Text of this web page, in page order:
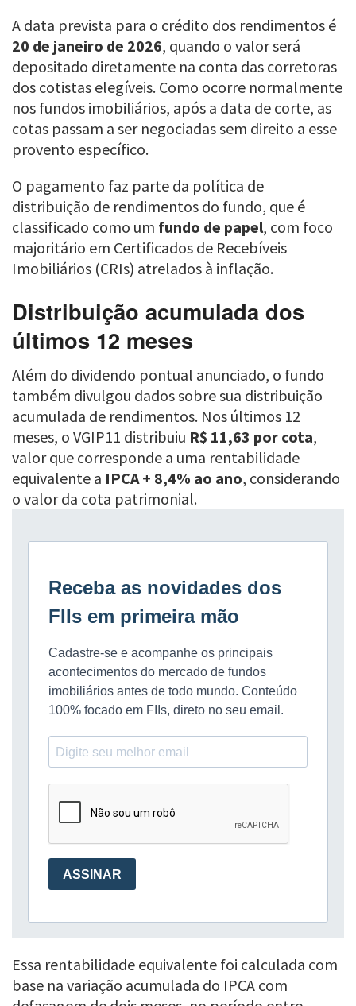
A data prevista para o crédito dos rendimentos é
20 de janeiro de 2026, quando o valor será
depositado diretamente na conta das corretoras
dos cotistas elegíveis. Como ocorre normalmente
nos fundos imobiliários, após a data de corte, as
cotas passam a ser negociadas sem direito a esse
provento específico.
O pagamento faz parte da política de
distribuição de rendimentos do fundo, que é
classificado como um fundo de papel, com foco
majoritário em Certificados de Recebíveis
Imobiliários (CRIs) atrelados à inflação.
Distribuição acumulada dos
últimos 12 meses
Além do dividendo pontual anunciado, o fundo
também divulgou dados sobre sua distribuição
acumulada de rendimentos. Nos últimos 12
meses, o VGIP11 distribuiu R$ 11,63 por cota,
valor que corresponde a uma rentabilidade
equivalente a IPCA + 8,4% ao ano, considerando
o valor da cota patrimonial.
Essa rentabilidade equivalente foi calculada com
base na variação acumulada do IPCA com